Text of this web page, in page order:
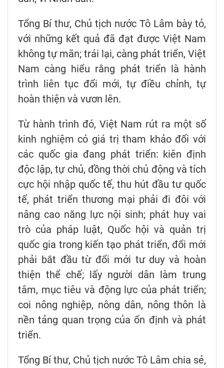
Tổng Bí thư, Chủ tịch nước Tô Lâm bày tỏ,
với những kết quả đã đạt được Việt Nam
không tự mãn; trái lại, càng phát triển, Việt
Nam càng hiểu rằng phát triển là hành
trình liên tục đổi mới, tự điều chỉnh, tự
hoàn thiện và vươn lên.
Từ hành trình đó, Việt Nam rút ra một số
kinh nghiệm có giá trị tham khảo đối với
các quốc gia đang phát triển: kiên định
độc lập, tự chủ, đồng thời chủ động và tích
cực hội nhập quốc tế, thu hút đầu tư quốc
tế, phát triển thương mại phải đi đôi với
nâng cao năng lực nội sinh; phát huy vai
trò của pháp luật, Quốc hội và quản trị
quốc gia trong kiến tạo phát triển, đổi mới
phải bắt đầu từ đổi mới tư duy và hoàn
thiện thể chế; lấy người dân làm trung
tâm, mục tiêu và động lực của phát triển;
coi nông nghiệp, nông dân, nông thôn là
nền tảng quan trọng của ổn định và phát
triển.
Tổng Bí thư, Chủ tịch nước Tô Lâm chia sẻ,